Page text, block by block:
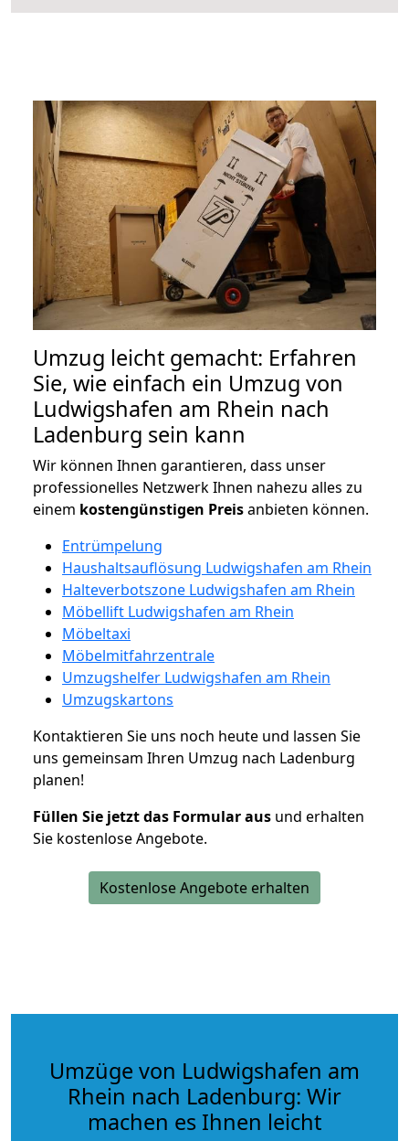
Umzug leicht gemacht: Erfahren
Sie, wie einfach ein Umzug von
Ludwigshafen am Rhein nach
Ladenburg sein kann
Wir können Ihnen garantieren, dass unser
professionelles Netzwerk Ihnen nahezu alles zu
einem kostengünstigen Preisanbieten können.
Entrümpelung
Haushaltsauflösung Ludwigshafen am Rhein
Halteverbotszone Ludwigshafen am Rhein
Möbellift Ludwigshafen am Rhein
Möbeltaxi
Möbelmitfahrzentrale
Umzugshelfer Ludwigshafen am Rhein
Umzugskartons
Kontaktieren Sie uns noch heute und lassen Sie
uns gemeinsam Ihren Umzug nach Ladenburg
planen!
Füllen Sie jetzt das Formular aus und erhalten
Sie kostenlose Angebote.
Kostenlose Angebote erhalten
Umzüge von Ludwigshafen am
Rhein nach Ladenburg: Wir
machen es Ihnen leicht